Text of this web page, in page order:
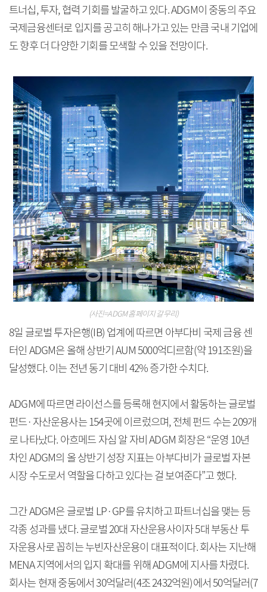
트너십, 투자, 협력 기회를 발굴하고 있다. ADGM이 중동의 주요
국제금융센터로 입지를 공고히 해나가고 있는 만큼 국내 기업에
도 향후 더 다양한 기회를 모색할 수 있을 전망이다.
(사진=ADGM 홈페이지 갈무리)
8일 글로벌 투자은행(IB) 업계에 따르면 아부다비 국제 금융 센
터인 ADGM은 올해 상반기 AUM 5000억디르함(약 191조원)을
달성했다. 이는 전년 동기 대비 42% 증가한 수치다.
ADGM에 따르면 라이선스를 등록해 현지에서 활동하는 글로벌
펀드·자산운용사는 154곳에 이르렀으며, 전체 펀드 수는 209개
로 나타났다. 아흐메드 자심 알 자비 ADGM 회장은 “운영 10년
차인 ADGM의 올 상반기 성장 지표는 아부다비가 글로벌 자본
시장 수도로서 역할을 다하고 있다는 걸 보여준다”고 했다.
그간 ADGM은 글로벌 LP·GP를 유치하고 파트너십을 맺는 등
각종 성과를 냈다. 글로벌 20대 자산운용사이자 5대 부동산 투
자운용사로 꼽히는 누빈자산운용이 대표적이다. 회사는 지난해
MENA 지역에서의 입지 확대를 위해 ADGM에 지사를 차렸다.
회사는 현재 중동에서 30억달러(4조 2432억원)에서 50억달러(7